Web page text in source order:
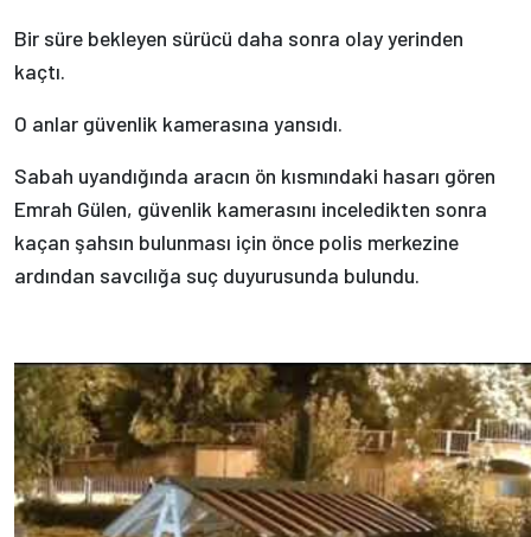
Bir süre bekleyen sürücü daha sonra olay yerinden
kaçtı.
O anlar güvenlik kamerasına yansıdı.
Sabah uyandığında aracın ön kısmındaki hasarı gören
Emrah Gülen, güvenlik kamerasını inceledikten sonra
kaçan şahsın bulunması için önce polis merkezine
ardından savcılığa suç duyurusunda bulundu.